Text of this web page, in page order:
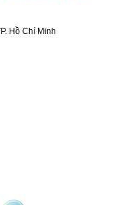
Hồ Chí Minh